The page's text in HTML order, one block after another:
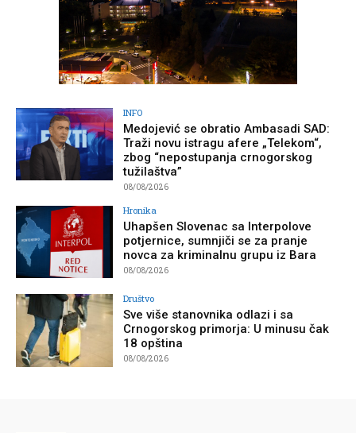
INFO
Medojević se obratio Ambasadi SAD:
Traži novu istragu afere „Telekom“,
zbog “nepostupanja crnogorskog
tužilaštva”
08/08/2026
Hronika
Uhapšen Slovenac sa Interpolove
potjernice, sumnjiči se za pranje
novca za kriminalnu grupu iz Bara
08/08/2026
Društvo
Sve više stanovnika odlazi i sa
Crnogorskog primorja: U minusu čak
18 opština
08/08/2026